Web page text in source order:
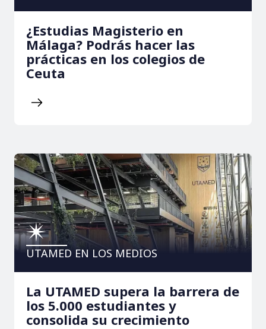
¿Estudias Magisterio en
Málaga? Podrás hacer las
prácticas en los colegios de
Ceuta
UTAMED EN LOS MEDIOS
La UTAMED supera la barrera de
los 5.000 estudiantes y
consolida su crecimiento